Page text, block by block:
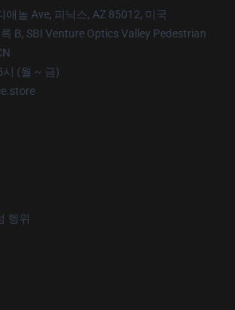
애놀 Ave, 피닉스, AZ 85012, 미국
B, SBI Venture Optics Valley Pedestrian
시 (월 ~ 금)
행위